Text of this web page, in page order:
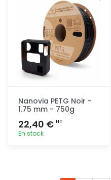
Nanovia PETG Noir -
1.75 mm - 750g
22,40 € HT
En stock